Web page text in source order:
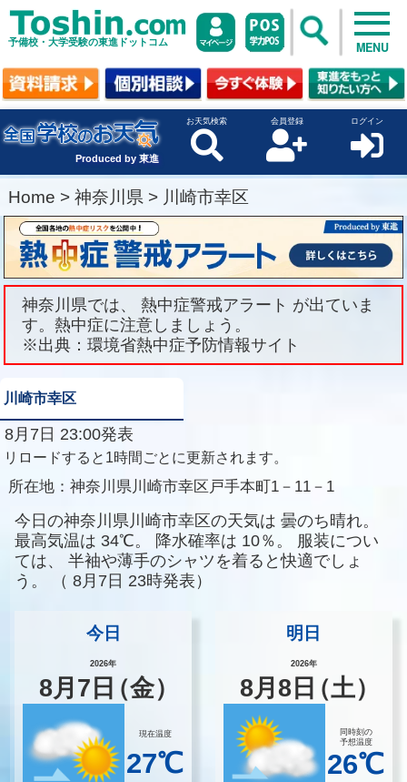
予備校・大学受験の東進ドットコム MENU
Produced by 東進
お天気検索 会員登録 ログイン
Home > 神奈川県 > 川崎市幸区
神奈川県では、 熱中症警戒アラート が出ていま
す。熱中症に注意しましょう。
※出典：環境省熱中症予防情報サイト
川崎市幸区
8月7日 23:00発表
リロードすると1時間ごとに更新されます。
所在地： 神奈川県川崎市幸区戸手本町1－11－1
今日の神奈川県川崎市幸区の天気は 曇のち晴れ。
最高気温は 34℃。 降水確率は 10％。
服装につい
ては、
半袖や薄手のシャツを着ると快適でしょ
う。
（ 8月7日 23時発表）
今日
2026年
8月 7 日（金）
現在温度
27℃
明日
2026年
8月8 日（土）
同時刻の
予想温度
26℃